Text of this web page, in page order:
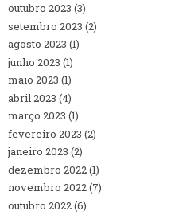
outubro 2023 (3)
setembro 2023 (2)
agosto 2023 (1)
junho 2023 (1)
maio 2023 (1)
abril 2023 (4)
março 2023 (1)
fevereiro 2023 (2)
janeiro 2023 (2)
dezembro 2022(1)
novembro 2022(7)
outubro 2022(6)